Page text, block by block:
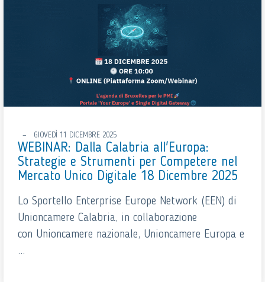
GIOVEDÌ 11 DICEMBRE 2025
WEBINAR: Dalla Calabria all'Europa:
Strategie e Strumenti per Competere nel
Mercato Unico Digitale 18 Dicembre 2025
Lo Sportello Enterprise Europe Network (EEN) di
Unioncamere Calabria, in collaborazione
con Unioncamere nazionale, Unioncamere Europa e
...